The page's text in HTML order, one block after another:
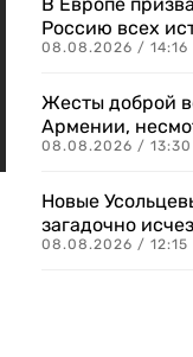
Россию всех
08.08.2026 / 14:16
Жесты доброй
Армении,
08.08.2026 / 13:30
Новые
загадочно
08.08.2026 / 12:15